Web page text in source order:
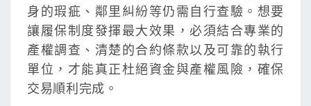
身的瑕疵、鄰里糾紛等仍需自行查驗。想要
讓履保制度發揮最大效果，必須結合專業的
產權調查、清楚的合約條款以及可靠的執行
單位，才能真正杜絕資金與產權風險，確保
交易順利完成。